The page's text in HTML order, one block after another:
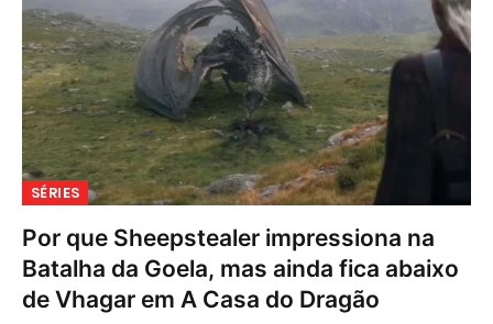
SÉRIES
Por que Sheepstealer impressiona na
Batalha da Goela, mas ainda fica abaixo
de Vhagar em A Casa do Dragão